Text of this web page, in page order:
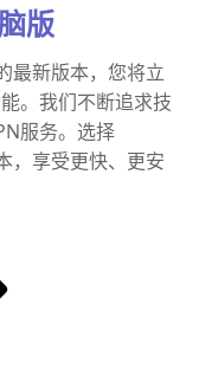
版
最新版本，您将立
。我们不断追求技
服务。选择
，享受更快、更安